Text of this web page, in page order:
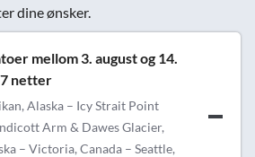
dine ønsker.
mellom 3. august og 14.
netter
Alaska – Icy Strait Point
Arm & Dawes Glacier,
– Victoria, Canada – Seattle,